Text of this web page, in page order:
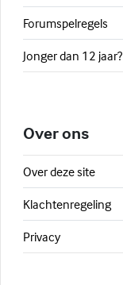
Forumspelregels
Jonger dan 12 jaar?
Over ons
Over deze site
Klachtenregeling
Privacy